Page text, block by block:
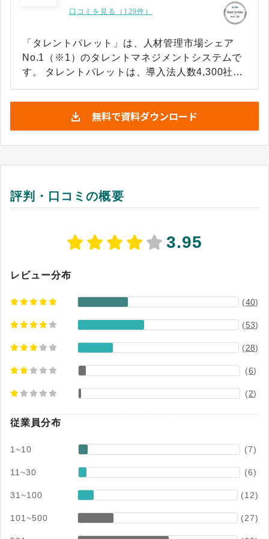
口コミを見る（129件）
「タレントパレット」は、人材管理市場シェア
No.1（※1）のタレントマネジメントシステムで
す。 タレントパレットは、導入法人数4,300社以
り、さまざまな業界業種の先進企業が続々導入数
百名の成長企業から、数万名規模の大企業やホー
ルディングスに活用されています。 採用、育成、
配置、離職防止、経営の意思決定支援をワンプラ
あらゆる人材データを一元化・蓄積することで、
配置から育成、採用、社員満足度向上など、分析
した生成AI機能も豊富に搭載しています。 ※1：
材管理市場 ベンダー別売上金額シェア（2023～
既存契約の月額課金額のうち解約に伴い減少した
月額課金額の割合（各四半期末月における各12ヶ
月の平均値）
無料で資料ダウンロード
評判・口コミの概要
3.95
レビュー分布
(40)
(53)
(28)
(6)
(2)
従業員分布
1~10 (7)
11~30 (6)
31~100 (12)
101~500 (27)